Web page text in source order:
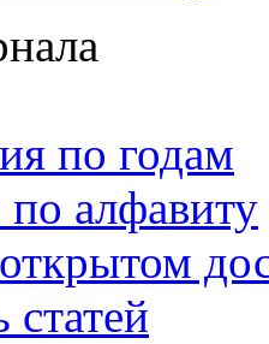
по годам
алфавиту
статей